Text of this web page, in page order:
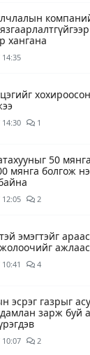
хангана
14:35
14:30 1
50
мянга болгож
12:05 2
эмэгтэйг
10:41 4
эсрэг газрыг
зарж буй
10:07 2